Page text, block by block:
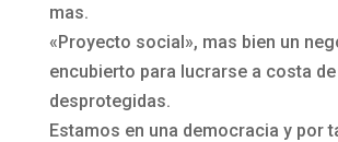
mas.
«Proyecto social», mas bien un
encubierto para lucrarse a costa
desprotegidas.
Estamos en una democracia y por